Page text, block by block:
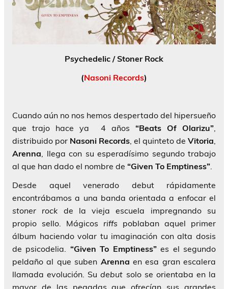
Psychedelic / Stoner Rock
(Nasoni Records)
Cuando aún no nos hemos despertado del hipersueño
que trajo hace ya 4 años “Beats Of Olarizu”
distribuido por Nasoni Records , el quinteto de Vitoria
Arenna , llega con su esperadísimo segundo trabajo
al que han dado el nombre de “Given To Emptiness”
Desde aquel venerado debut rápidamente
encontrábamos a una banda orientada a enfocar el
stoner rock de la vieja escuela impregnando su
propio sello. Mágicos riffs poblaban aquel primer
álbum haciendo volar tu imaginación con alta dosis
de psicodelia. “Given To Emptiness”es el segundo
peldaño al que suben Arenna en esa gran escalera
llamada evolución. Sudebut solo se orientaba en la
mayor de las pegadas que ofrecían sus grandes